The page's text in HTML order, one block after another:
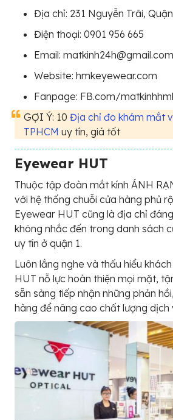
Địa chỉ: 231 Nguyễn Trãi,
Điện thoại: 0901 956 665
Email: matkinh24h@gmail.com
Website: hmkeyewear.com
Fanpage: FB.com/
GỢI Ý: 10 Địa chỉ đo khám mắt
TPHCM uy tín, giá tốt
Eyewear HUT
Thuộc tập đoàn mắt kính ÁNH
với hệ thống chuỗi cửa hàng phủ
Eyewear HUT cũng là địa chỉ
không nhắc đến trong danh sách
uy tín ở quận 1.
Luôn lắng nghe và thấu hiểu
HUT nỗ lực hoàn thiện mọi mặt,
sẵn sàng tiếp nhận những phản
hàng để nâng cao chất lượng dịch